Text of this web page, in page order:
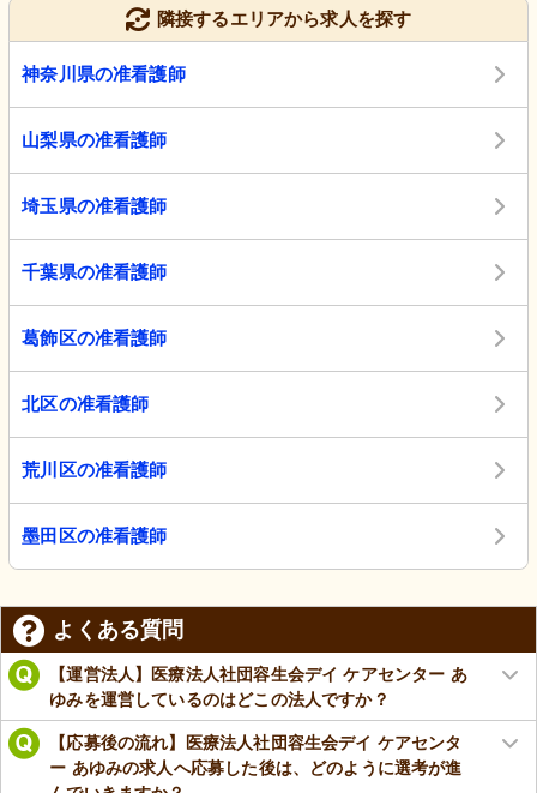
隣接するエリアから求人を探す
神奈川県の准看護師
山梨県の准看護師
埼玉県の准看護師
千葉県の准看護師
葛飾区の准看護師
北区の准看護師
荒川区の准看護師
墨田区の准看護師
よくある質問
【運営法人】医療法人社団容生会デイ ケアセンター あ
ゆみを運営しているのはどこの法人ですか？
【応募後の流れ】医療法人社団容生会デイ ケアセンタ
ー あゆみの求人へ応募した後は、どのように選考が進